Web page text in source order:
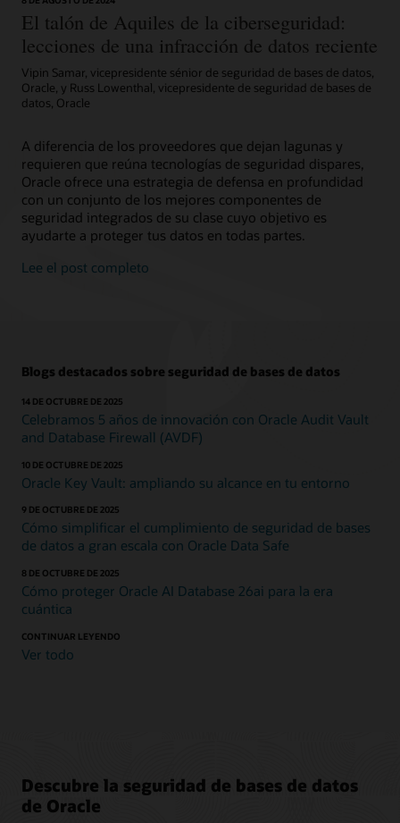
Preguntas frecuentes sobre Oracle AI Database 26ai SQL
Firewall (PDF)
Demostración: Descripción general de Oracle Database
nivel empresarial disponibles para tu organización.
Suscríbete
inquilino o agenda un horario para realizarlo gratis en
LiveLabs.
Probar ahora
El talón de Aquiles de la ciberseguridad:
lecciones de una infracción de datos reciente
Vipin Samar, vicepresidente sénior de seguridad de bases de datos,
Oracle, y Russ Lowenthal, vicepresidente de seguridad de bases de
datos, Oracle
A diferencia de los proveedores que dejan lagunas y
requieren que reúna tecnologías de seguridad dispares,
Oracle ofrece una estrategia de defensa en profundidad
con un conjunto de los mejores componentes de
seguridad integrados de su clase cuyo objetivo es
ayudarte a proteger tus datos en todas partes.
Lee el post completo
Blogs destacados sobre seguridad de bases de datos
14 DE OCTUBRE DE 2025
Celebramos 5 años de innovación con Oracle Audit Vault
and Database Firewall (AVDF)
10 DE OCTUBRE DE 2025
Oracle Key Vault: ampliando su alcance en tu entorno
9 DE OCTUBRE DE 2025
Cómo simplificar el cumplimiento de seguridad de bases
de datos a gran escala con Oracle Data Safe
8 DE OCTUBRE DE 2025
Cómo proteger Oracle AI Database 26ai para la era
cuántica
CONTINUAR LEYENDO
Ver todo
Descubre la seguridad de bases de datos
de Oracle